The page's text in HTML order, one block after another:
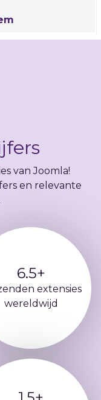
van Joomla!
en relevante
6.5+
extensies
wereldwijd